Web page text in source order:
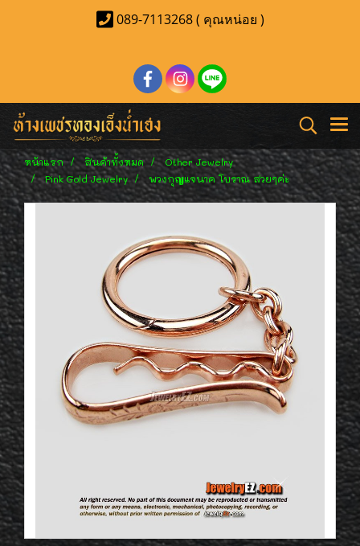
089-7113268 ( คุณหน่อย )
หน้าแรก สินค้าทั้งหมด
Other Jewelry
Pink Gold Jewelry
พวงกุญแจนาค โบราณ สวยๆค่ะ